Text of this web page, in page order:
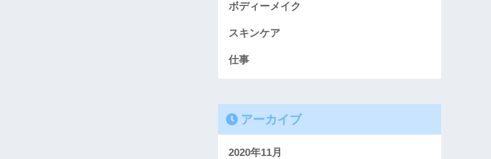
ボディーメイク
スキンケア
仕事
アーカイブ
2020年11月